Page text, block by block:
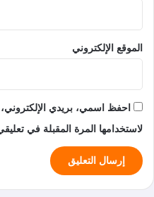
الموقع الإلكتروني
احفظ اسمي، بريدي
لاستخدامها المرة المقبلة في